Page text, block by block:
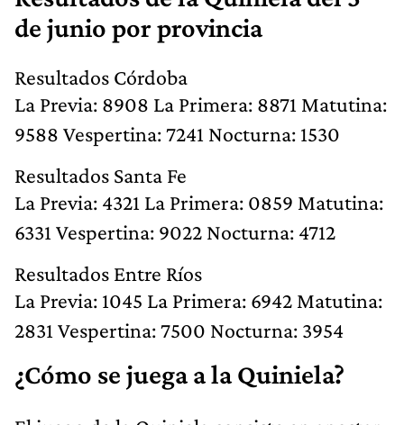
de junio por provincia
Resultados Córdoba
La Previa: 8908 La Primera: 8871 Matutina:
9588 Vespertina: 7241 Nocturna: 1530
Resultados Santa Fe
La Previa: 4321 La Primera: 0859 Matutina:
6331 Vespertina: 9022 Nocturna: 4712
Resultados Entre Ríos
La Previa: 1045 La Primera: 6942 Matutina:
2831 Vespertina: 7500 Nocturna: 3954
¿Cómo se juega a la Quiniela?